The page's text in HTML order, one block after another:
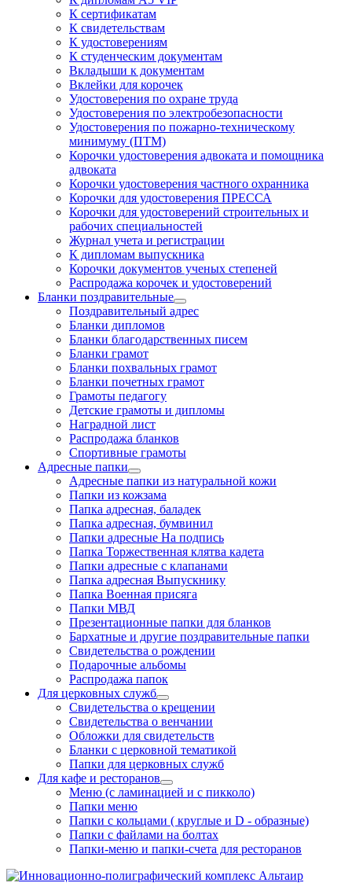
К сертификатам
К свидетельствам
К удостоверениям
К студенческим документам
Вкладыши к документам
Вклейки для корочек
Удостоверения по охране труда
Удостоверения по электробезопасности
Удостоверения по пожарно-техническому
минимуму (ПТМ)
Корочки удостоверения адвоката и помощника
адвоката
Корочки удостоверения частного охранника
Корочки для удостоверения ПРЕССА
Корочки для удостоверений строительных и
рабочих специальностей
Журнал учета и регистрации
К дипломам выпускника
Корочки документов ученых степеней
Распродажа корочек и удостоверений
Бланки поздравительные
Поздравительный адрес
Бланки дипломов
Бланки благодарственных писем
Бланки грамот
Бланки похвальных грамот
Бланки почетных грамот
Грамоты педагогу
Детские грамоты и дипломы
Наградной лист
Распродажа бланков
Спортивные грамоты
Адресные папки
Адресные папки из натуральной кожи
Папки из кожзама
Папка адресная, баладек
Папка адресная, бумвинил
Папки адресные На подпись
Папка Торжественная клятва кадета
Папки адресные с клапанами
Папка адресная Выпускнику
Папка Военная присяга
Папки МВД
Презентационные папки для бланков
Бархатные и другие поздравительные папки
Свидетельства о рождении
Подарочные альбомы
Распродажа папок
Для церковных служб
Свидетельства о крещении
Свидетельства о венчании
Обложки для свидетельств
Бланки с церковной тематикой
Папки для церковных служб
Для кафе и ресторанов
Меню (с ламинацией и с пикколо)
Папки меню
Папки с кольцами ( круглые и D - образные)
Папки с файлами на болтах
Папки-меню и папки-счета для ресторанов